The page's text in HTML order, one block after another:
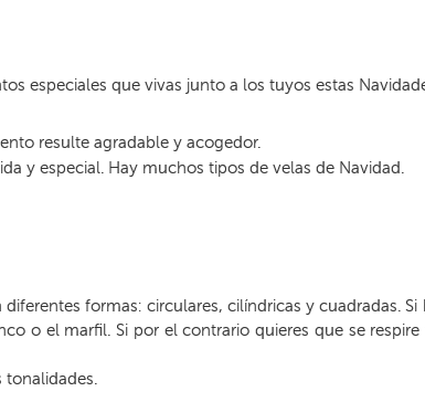
especiales que vivas junto a los tuyos estas
resulte agradable y acogedor.
y especial. Hay muchos tipos de velas de Navidad.
formas: circulares, cilíndricas y cuadradas. Si
o el marfil. Si por el contrario quieres que se respire
tonalidades.